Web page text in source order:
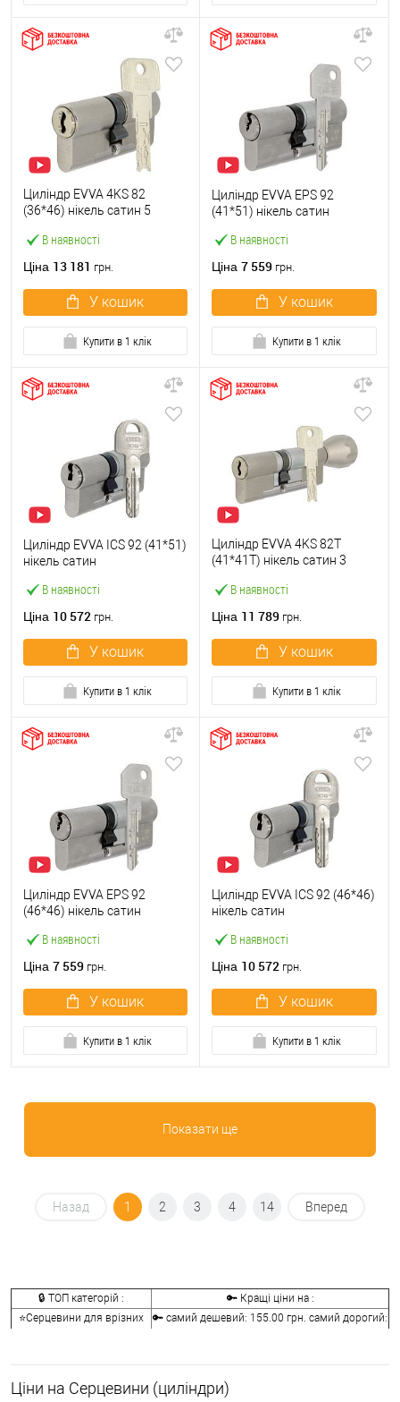
В наявності
Циліндр EVVA 4KS 82
(36*46) нікель сатин 5
Ціна 13 181 грн.
У кошик
Купити в 1 клік
В наявності
Циліндр EVVA EPS 92
(41*51) нікель сатин
Ціна 7 559 грн.
У кошик
Купити в 1 клік
В наявності
Циліндр EVVA ICS 92 (41*51)
нікель сатин
Ціна 10 572 грн.
У кошик
Купити в 1 клік
В наявності
Циліндр EVVA 4KS 82T
(41*41T) нікель сатин 3
Ціна 11 789 грн.
У кошик
Купити в 1 клік
В наявності
Циліндр EVVA EPS 92
(46*46) нікель сатин
Ціна 7 559 грн.
У кошик
Купити в 1 клік
В наявності
Циліндр EVVA ICS 92 (46*46)
нікель сатин
Ціна 10 572 грн.
У кошик
Купити в 1 клік
Показати ще
Назад 1 2 3 4 14 Вперед
🔒 ТОП категорій :
🔑 Кращі ціни на :
⭐Серцевини для врізних
🔑 самий дешевий: 155.00 грн. самий дорогий:
🔑 самий дешевий: 133.00 грн. самий дорогий:
Ціни на Серцевини (циліндри)